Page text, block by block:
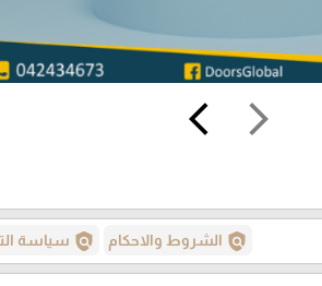
arrow_forward_ios
arrow_back_ios
policy الشروط والاحكام policy سياسة